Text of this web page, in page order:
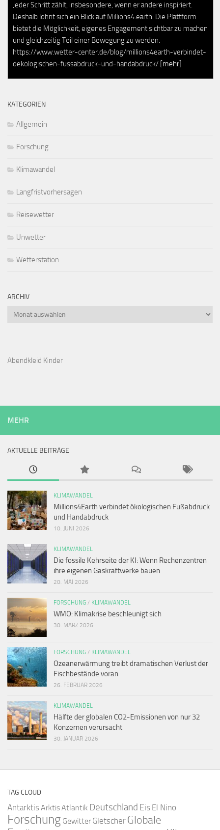
Jeder Schritt zählt, insbesondere, wenn er andere inspiriert.
Deshalb lohnt sich ein Blick auf Millions4.earth. Die Plattform
bietet die Möglichkeit, eigenes Engagement sichtbar zu machen
und gleichzeitig Teil einer Bewegung zu werden.
https://www.wetter-center.de/blog/millions4earth-verbindet-
oekologischen-fussabdruck-und-handabdruck/ [mehr]
KATEGORIEN
Allgemein
Forschung
Klimawandel
Langfristvorhersagen
Reisewetter
Unwetter
Wetterstation
ARCHIV
Archiv
Abendkleid Kinder
MEHR
AKTUELLE BEITRÄGE
KLIMAWANDEL
Millions4Earth verbindet ökologischen Fußabdruck
und Handabdruck
10. JUNI 2026
KLIMAWANDEL
Die fossile Kehrseite der KI: Wenn Rechenzentren
ihre eigenen Gaskraftwerke bauen
20. MAI 2026
FORSCHUNG / KLIMAWANDEL
WMO: Klimakrise beschleunigt sich
30. MÄRZ 2026
FORSCHUNG / KLIMAWANDEL
Ozeanerwärmung treibt dramatischen Verlust der
Fischbestände voran
26. FEBRUAR 2026
KLIMAWANDEL
Hälfte der globalen CO2-Emissionen von nur 32
Konzernen verursacht
30. JANUAR 2026
TAG CLOUD
Antarktis Arktis Atlantik Deutschland Eis El Nino
Forschung Gewitter Gletscher Globale